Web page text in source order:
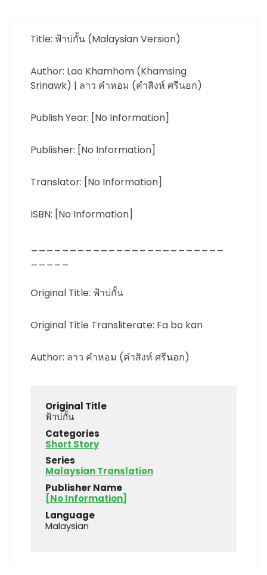
Title: ฟ้าบ่กั้น (Malaysian Version)
Author: Lao Khamhom (Khamsing
Srinawk) | ลาว คำหอม (คำสิงห์ ศรีนอก)
Publish Year: [No Information]
Publisher: [No Information]
Translator: [No Information]
ISBN: [No Information]
Original Title: ฟ้าบ่กั้น
Original Title Transliterate: Fa bo kan
Author: ลาว คำหอม (คำสิงห์ ศรีนอก)
Original Title
ฟ้าบ่กั้น
Categories
Short Story
Series
Malaysian Translation
Publisher Name
[No Information]
Language
Malaysian